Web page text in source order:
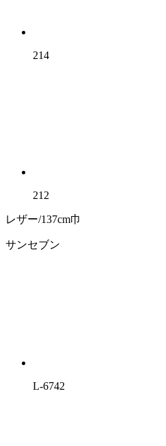
214
212
レザー/137cm巾
サンセブン
L-6742